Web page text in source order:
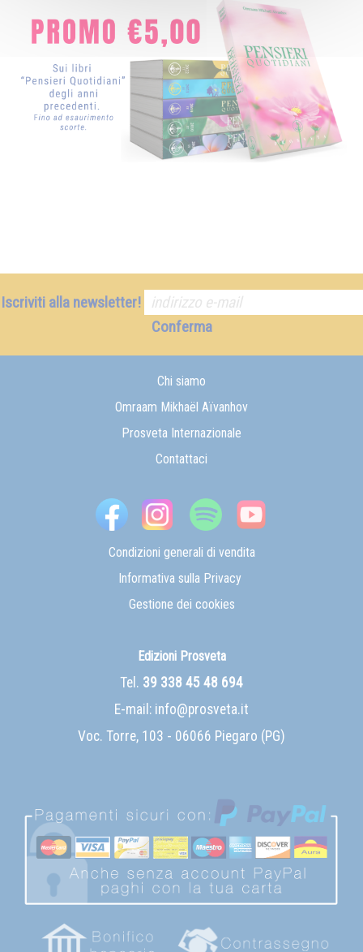
Iscriviti alla newsletter!
Conferma
Chi siamo
Omraam Mikhaël Aïvanhov
Prosveta Internazionale
Contattaci
Condizioni generali di vendita
Informativa sulla Privacy
Gestione dei cookies
Edizioni Prosveta
Tel. 39 338 45 48 694
E-mail: info@prosveta.it
Voc. Torre, 103 - 06066 Piegaro (PG)